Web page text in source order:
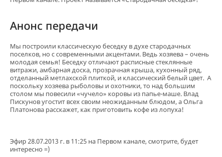
Анонс передачи
Мы построили классическую беседку в духе стародачных
поселков, но с современными акцентами. Ведь хозяева – очень
молодая семья! Беседку отличают расписные стеклянные
витражи, амбарная доска, прозрачная крыша, кухонный ряд,
отделанный метлахской плиткой, и классический белый цвет. А
поскольку хозяева рыболовы и охотники, то над большим
столом мы повесили «чучело» коровы из папье-маше. Влад
Пискунов угостит всех своим неожиданным блюдом, а Ольга
Платонова расскажет, как приготовить кофе из лопуха!
Эфир 28.07.2013 г. в 11:25 на Первом канале, смотрите, будет
интересно =)